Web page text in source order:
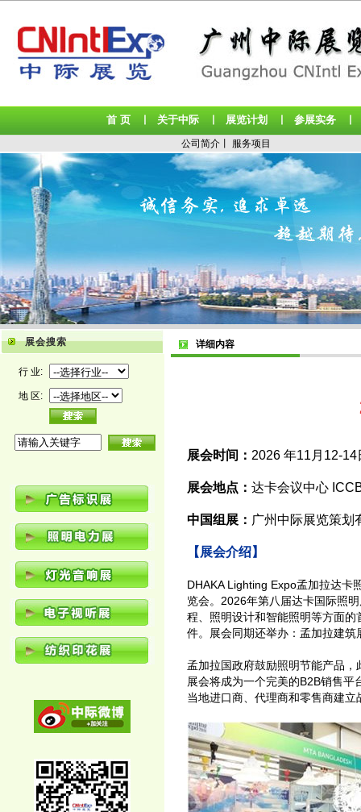
首 页 关于中际丨 展览计划 参展实务
公司简介 服务项目
展会搜索
行 业:
地 区:
详细内容
展会时间： 2026 年11月12-14
展会地点： 达卡会议中心
中国组展： 广州中际展览策划
【展会介绍】
DHAKA Lighting Expo孟加拉达卡
览会。2026年第八届达卡国际照
程、照明设计和智能照明等方面
件。展会同期还举办：孟加拉建
孟加拉国政府鼓励照明节能产品
展会将成为一个完美的B2B销售
当地进口商、代理商和零售商建立